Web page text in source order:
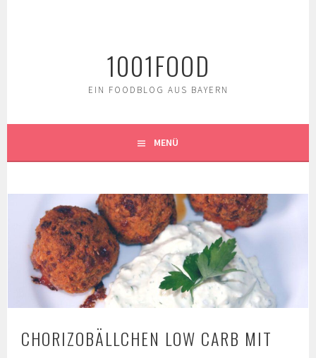
1001FOOD
EIN FOODBLOG AUS BAYERN
MENÜ
CHORIZOBÄLLCHEN LOW CARB MIT